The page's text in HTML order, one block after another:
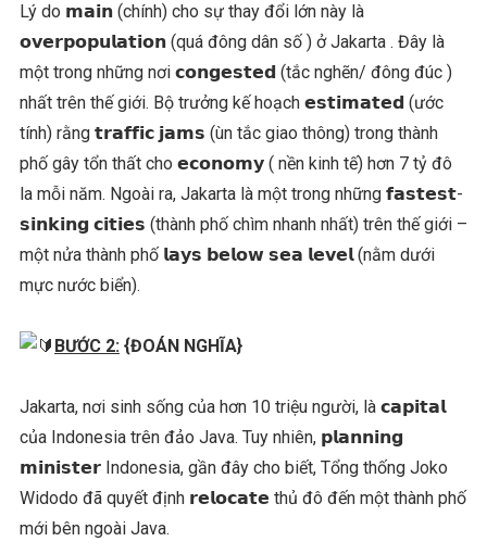
Lý do 𝗺𝗮𝗶𝗻 (chính) cho sự thay đổi lớn này là
𝗼𝘃𝗲𝗿𝗽𝗼𝗽𝘂𝗹𝗮𝘁𝗶𝗼𝗻 (quá đông dân số ) ở Jakarta . Đây là
một trong những nơi 𝗰𝗼𝗻𝗴𝗲𝘀𝘁𝗲𝗱 (tắc nghẽn/ đông đúc )
nhất trên thế giới. Bộ trưởng kế hoạch 𝗲𝘀𝘁𝗶𝗺𝗮𝘁𝗲𝗱 (ước
tính) rằng 𝘁𝗿𝗮𝗳𝗳𝗶𝗰 𝗷𝗮𝗺𝘀 (ùn tắc giao thông) trong thành
phố gây tổn thất cho 𝗲𝗰𝗼𝗻𝗼𝗺𝘆 ( nền kinh tế) hơn 7 tỷ đô
la mỗi năm. Ngoài ra, Jakarta là một trong những 𝗳𝗮𝘀𝘁𝗲𝘀𝘁-
𝘀𝗶𝗻𝗸𝗶𝗻𝗴 𝗰𝗶𝘁𝗶𝗲𝘀 (thành phố chìm nhanh nhất) trên thế giới –
một nửa thành phố 𝗹𝗮𝘆𝘀 𝗯𝗲𝗹𝗼𝘄 𝘀𝗲𝗮 𝗹𝗲𝘃𝗲𝗹 (nằm dưới
mực nước biển).
BƯỚC 2: {ĐOÁN NGHĨA}
Jakarta, nơi sinh sống của hơn 10 triệu người, là 𝗰𝗮𝗽𝗶𝘁𝗮𝗹
của Indonesia trên đảo Java. Tuy nhiên, 𝗽𝗹𝗮𝗻𝗻𝗶𝗻𝗴
𝗺𝗶𝗻𝗶𝘀𝘁𝗲𝗿 Indonesia, gần đây cho biết, Tổng thống Joko
Widodo đã quyết định 𝗿𝗲𝗹𝗼𝗰𝗮𝘁𝗲 thủ đô đến một thành phố
mới bên ngoài Java.